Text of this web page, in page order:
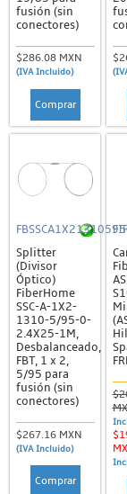
fusión (sin
conectores)
$286.08 MXN
(IVA Incluido)
Comprar
Splitter
(Divisor
Óptico)
FiberHome
SSC-A-1X2-
1310-5/95-0-
2.4X25-1M,
Desbalanceado,
FBT, 1 x 2,
5/95 para
fusión (sin
conectores)
$267.16 MXN
(IVA Incluido)
Comprar